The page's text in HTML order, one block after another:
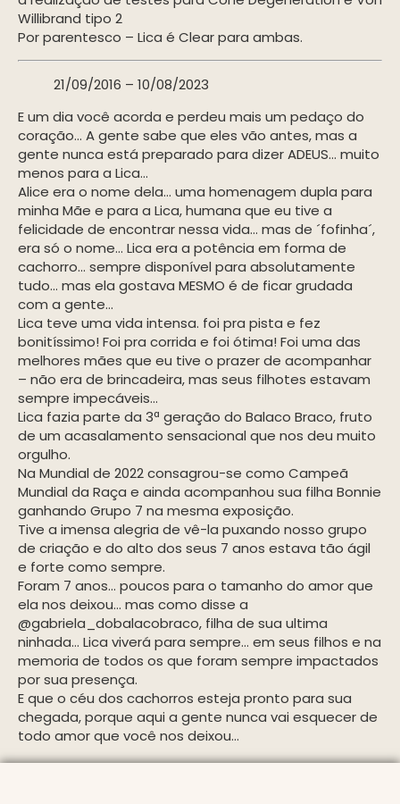
Willibrand tipo 2
Por parentesco – Lica é Clear para ambas.
21/09/2016 – 10/08/2023
E um dia você acorda e perdeu mais um pedaço do
coração… A gente sabe que eles vão antes, mas a
gente nunca está preparado para dizer ADEUS… muito
menos para a Lica…
Alice era o nome dela… uma homenagem dupla para
minha Mãe e para a Lica, humana que eu tive a
felicidade de encontrar nessa vida… mas de ´fofinha´,
era só o nome… Lica era a potência em forma de
cachorro… sempre disponível para absolutamente
tudo… mas ela gostava MESMO é de ficar grudada
com a gente…
Lica teve uma vida intensa. foi pra pista e fez
bonitíssimo! Foi pra corrida e foi ótima! Foi uma das
melhores mães que eu tive o prazer de acompanhar
– não era de brincadeira, mas seus filhotes estavam
sempre impecáveis…
Lica fazia parte da 3ª geração do Balaco Braco, fruto
de um acasalamento sensacional que nos deu muito
orgulho.
Na Mundial de 2022 consagrou-se como Campeã
Mundial da Raça e ainda acompanhou sua filha Bonnie
ganhando Grupo 7 na mesma exposição.
Tive a imensa alegria de vê-la puxando nosso grupo
de criação e do alto dos seus 7 anos estava tão ágil
e forte como sempre.
Foram 7 anos… poucos para o tamanho do amor que
ela nos deixou… mas como disse a
@gabriela_dobalacobraco, filha de sua ultima
ninhada… Lica viverá para sempre… em seus filhos e na
memoria de todos os que foram sempre impactados
por sua presença.
E que o céu dos cachorros esteja pronto para sua
chegada, porque aqui a gente nunca vai esquecer de
todo amor que você nos deixou…